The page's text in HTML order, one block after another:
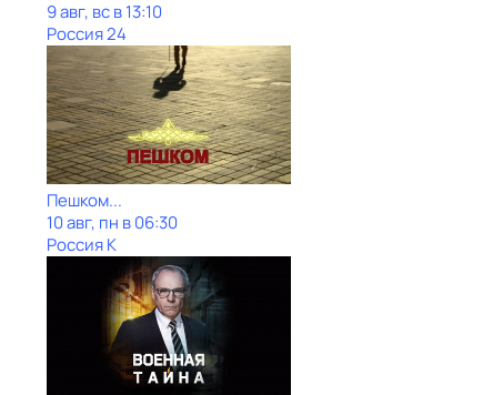
9 авг, вс в 13:10
Россия 24
Пешком...
10 авг, пн в 06:30
Россия К